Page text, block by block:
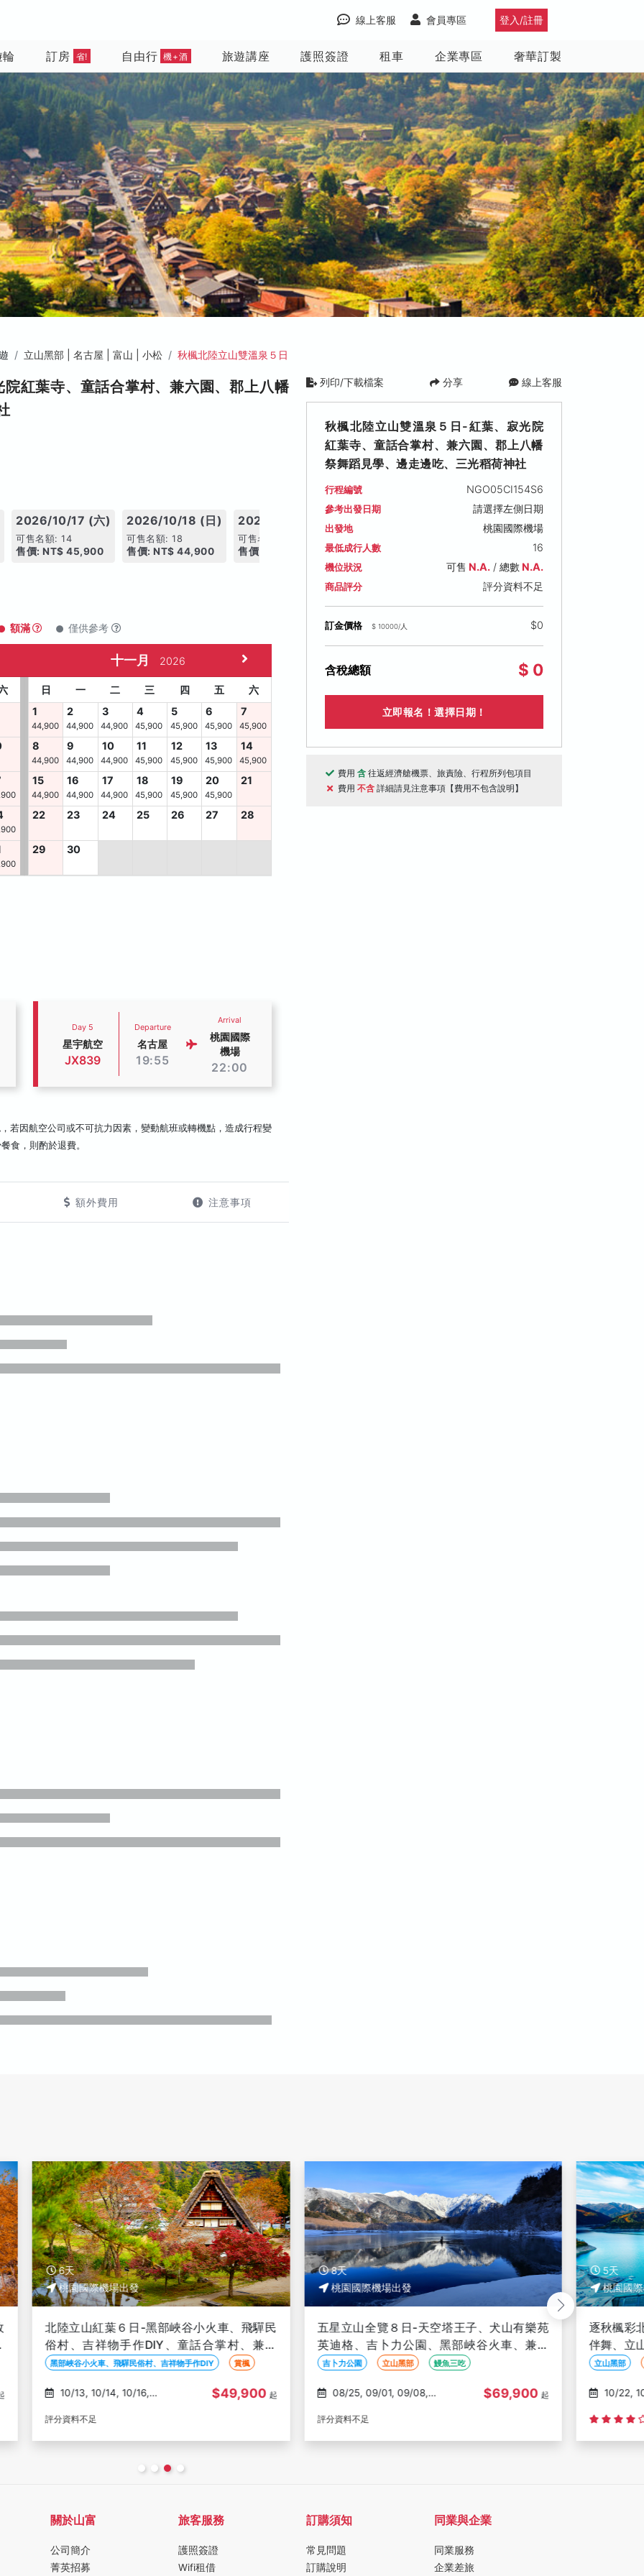
登入/註冊
會員專區
線上客服
訂房 省! 自由行 機+酒 旅遊講座 護照簽證 租車 企業專區 奢華訂製
立山黑部 | 名古屋 | 富山 | 小松 秋楓北陸立山雙溫泉５日
紅葉寺、童話合掌村、兼六園、郡上八幡
2026/10/17 (六)
可售名額: 14
售價: NT$ 45,900
2026/10/18 (日)
可售名額: 18
售價: NT$ 44,900
2026/10/19 (一)
可售名額: 16
售價: NT$ 44,900
2026/10/20 (二)
售價: NT$ 44,900
2026/10/21 (三)
售價: NT$ 45,900
額滿 僅供參考
十一月 2026
日 一 二 三 四 五
六
1
44,900
2
44,900
3
44,900
4
45,900
5
45,900
6
45,900
7
45,900
8
44,900
9
44,900
10
44,900
11
45,900
12
45,900
13
45,900
14
45,900
15
44,900
16
44,900
17
44,900
18
45,900
19
45,900
20
45,900
21
22 23 24 25 26 27 28
29 30
Day 5
星宇航空
JX839
Departure
名古屋
19:55
Arrival
桃園國際
機場
22:00
若因航空公司或不可抗力因素，變動航班或轉機點，造成行程變
食，則酌於退費。
額外費用 注意事項
列印/下載檔案 分享 線上客服
秋楓北陸立山雙溫泉５日-紅葉、寂光院
紅葉寺、童話合掌村、兼六園、郡上八幡
祭舞蹈見學、邊走邊吃、三光稻荷神社
行程編號 NGO05CI154S6
參考出發日期 請選擇左側日期
出發地 桃園國際機場
最低成行人數 16
機位狀況 可售 N.A./ 總數N.A.
商品評分 評分資料不足
訂金價格 $ 10000/人 $0
含稅總額 $ 0
立即報名！選擇日期！
費用 含 往返經濟艙機票、旅責險、行程所列包項目
費用 不含 詳細請見注意事項【費用不包含說明】
8天
桃園國際機場出發
五星立山全覽８日-天空塔王子、犬山有樂苑
英迪格、吉卜力公園、黑部峽谷火車、兼六
園、合掌村、上高地、鰻魚三吃、螃蟹吃到飽
吉卜力公園 立山黑部 鰻魚三吃
$69,900 起
評分資料不足
5天
桃園國際機場出發
逐秋楓彩北陸富山５日－紅葉、銀杏、四季櫻
伴舞、立山黑部、箕輪紅葉湖、淀川峽谷香嵐
溪立山黑部 紅葉 小原四季櫻
$52,900 起
關於山富
公司簡介
菁英招募
旅客服務
護照簽證
Wifi租借
訂購須知
常見問題
訂購說明
同業與企業
同業服務
企業差旅